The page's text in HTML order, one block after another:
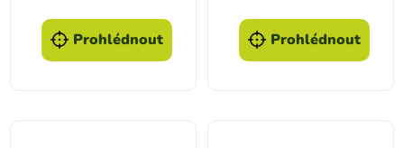
Prohlédnout Prohlédnout